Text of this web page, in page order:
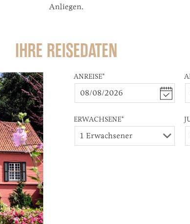
Anliegen.
IHRE REISEDATEN
ANREISE*
ERWACHSENE*